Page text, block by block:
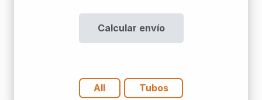
Zingrip
Calcular envío
All Tubos